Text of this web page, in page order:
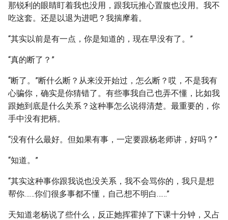
那锐利的眼睛盯着我也没用，跟我玩推心置腹也没用。我不
吃这套。还是以退为进吧？我揣摩着。
“其实以前是有一点，你是知道的，现在早没有了。”
“真的断了？”
“断了。”断什么断？从来没开始过，怎么断？哎，不是我有
心骗你，确实是你猜错了。有些事我自己也弄不懂，比如我
跟她到底是什么关系？这种事怎么说得清楚。最重要的，你
手中没有把柄。
“没有什么最好。但如果有事，一定要跟杨老师讲，好吗？”
“知道。”
“其实这种事你跟我说也没关系，我不会骂你的，我只是想
帮你……你们很多事都不懂，自己想不明白……”
天知道老杨说了些什么，反正她挥霍掉了下课十分钟，又占